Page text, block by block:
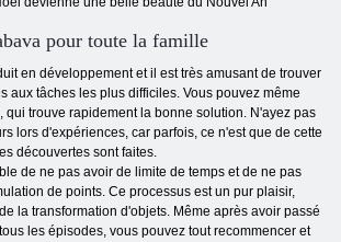
pour toute la famille
en développement et il est très amusant de trouver
aux tâches les plus difficiles. Vous pouvez même
qui trouve rapidement la bonne solution. N'ayez pas
lors d'expériences, car parfois, ce n'est que de cette
découvertes sont faites.
de ne pas avoir de limite de temps et de ne pas
de points. Ce processus est un pur plaisir,
la transformation d'objets. Même après avoir passé
les épisodes, vous pouvez tout recommencer et